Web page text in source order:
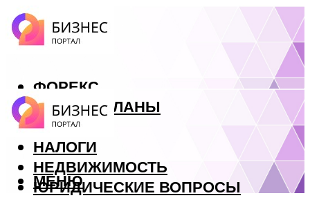
ФОРЕКС
БИЗНЕС ПЛАНЫ
КРЕДИТЫ
НАЛОГИ
НЕДВИЖИМОСТЬ
ЮРИДИЧЕСКИЕ ВОПРОСЫ
МЕНЮ